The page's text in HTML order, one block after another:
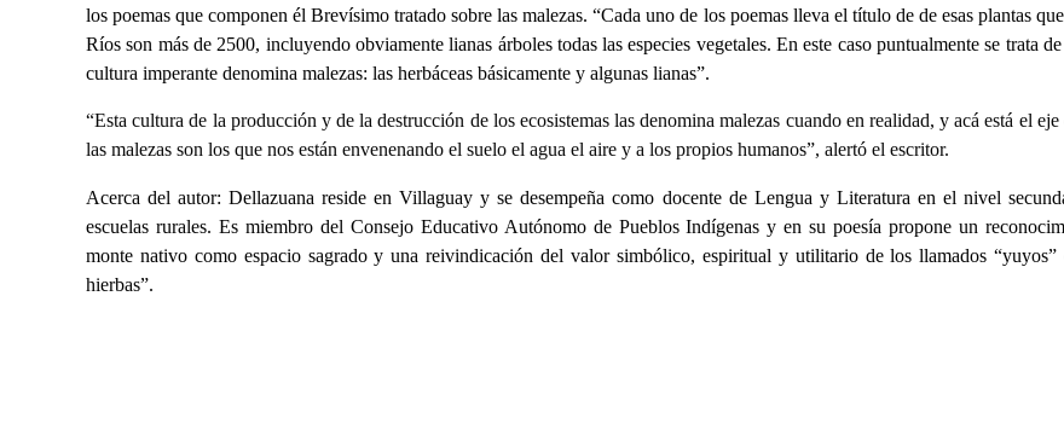
los poemas que componen él Brevísimo tratado sobre las malezas. “Cada uno de los poemas lleva el título de de esas plantas
Ríos son más de 2500, incluyendo obviamente lianas árboles todas las especies vegetales. En este caso puntualmente se trata
cultura imperante denomina malezas: las herbáceas básicamente y algunas lianas”.
“Esta cultura de la producción y de la destrucción de los ecosistemas las denomina malezas cuando en realidad, y acá está el eje
las malezas son los que nos están envenenando el suelo el agua el aire y a los propios humanos”, alertó el escritor.
Acerca del autor: Dellazuana reside en Villaguay y se desempeña como docente de Lengua y Literatura en el nivel
escuelas rurales. Es miembro del Consejo Educativo Autónomo de Pueblos Indígenas y en su poesía propone un
monte nativo como espacio sagrado y una reivindicación del valor simbólico, espiritual y utilitario de los llamados “yuyos”
hierbas”.